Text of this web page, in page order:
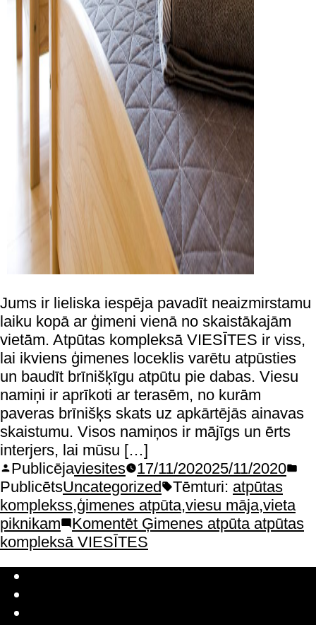
Jums ir lieliska iespēja pavadīt neaizmirstamu
laiku kopā ar ģimeni vienā no skaistākajām
vietām. Atpūtas kompleksā VIESĪTES ir viss,
lai ikviens ģimenes loceklis varētu atpūsties
un baudīt brīnišķīgu atpūtu pie dabas. Viesu
namiņi ir aprīkoti ar terasēm, no kurām
paveras brīnišķs skats uz apkārtējās ainavas
skaistumu. Visos namiņos ir mājīgs un ērts
interjers, lai mūsu […]
Publicējaviesites 17/11/202025/11/2020
PublicētsUncategorized Tēmturi: atpūtas
komplekss,ģimenes atpūta,viesu māja,vieta
piknikam
Komentēt Ģimenes atpūta atpūtas
kompleksā VIESĪTES